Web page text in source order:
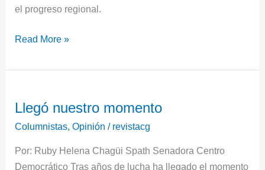
el progreso regional.
Read More »
Llegó nuestro momento
Columnistas,Opinión / revistacg
Por: Ruby Helena Chagüi Spath Senadora Centro
Democrático Tras años de lucha ha llegado el momento
nuestro
momento